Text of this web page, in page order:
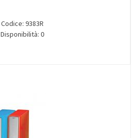
Codice: 9383R
Disponibilità: 0